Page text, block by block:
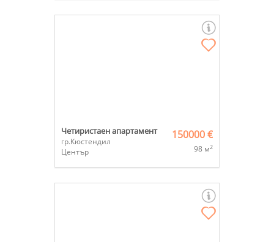
Четиристаен апартамент
гр.Кюстендил
Център
150000 €
98 м2